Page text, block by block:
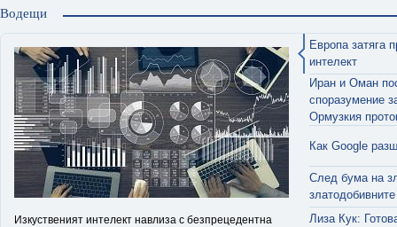
Водещи
Изкуственият интелект навлиза с безпрецедентна
Европа затяга
интелект
Иран и Оман
споразумение
Ормузкия
Как Google
След бума на
Лиза Кук: